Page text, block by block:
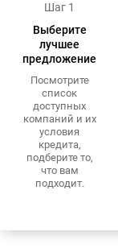
Шаг 1
Выберите
лучшее
предложение
Посмотрите
список
доступных
компаний и их
условия
кредита,
подберите то,
что вам
подходит.